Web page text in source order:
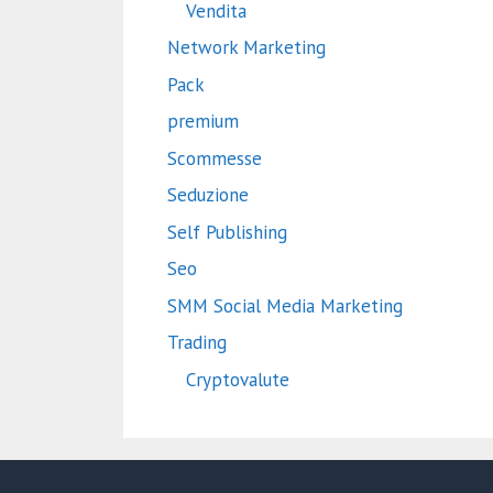
Vendita
Network Marketing
Pack
premium
Scommesse
Seduzione
Self Publishing
Seo
SMM Social Media Marketing
Trading
Cryptovalute